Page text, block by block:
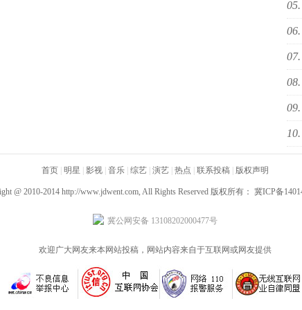
05.
海
06.
07.
办
08.
09.
预
10.
首页 明星 影视 音乐 综艺 演艺 热点 联系投稿 版权声明
@ 2010-2014 http://www.jdwent.com, All Rights Reserved 版权所有： 冀ICP备
冀公网安备 13108202000477号
欢迎广大网友来本网站投稿，网站内容来自于互联网或网友提供